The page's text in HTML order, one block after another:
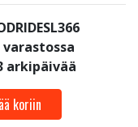
varastossa
arkipäivää
koriin